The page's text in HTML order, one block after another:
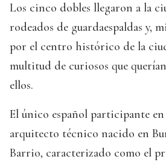
Los cinco dobles llegaron a la
rodeados de guardaespaldas y,
por el centro histórico de la
multitud de curiosos que
ellos.
El único español participante
arquitecto técnico nacido en
Barrio, caracterizado como el